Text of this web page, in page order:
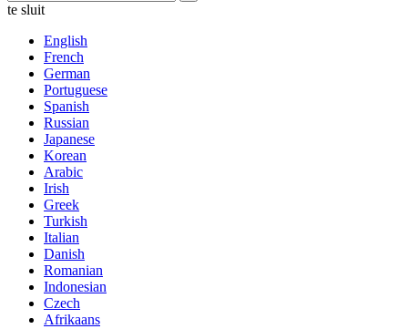
te sluit
English
French
German
Portuguese
Spanish
Russian
Japanese
Korean
Arabic
Irish
Greek
Turkish
Italian
Danish
Romanian
Indonesian
Czech
Afrikaans